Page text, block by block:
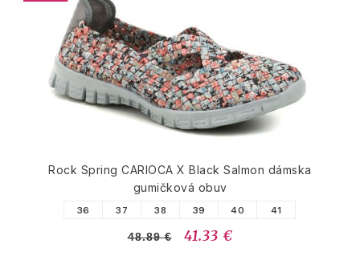
Rock Spring CARIOCA X Black Salmon dámska
gumičková obuv
36 37 38 39 40 41
48.89 € 41.33 €